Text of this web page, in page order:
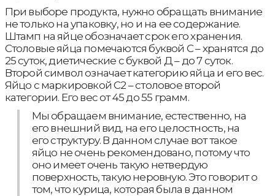
При выборе продукта, нужно обращать внимание
не только на упаковку, но и на ее содержание.
Штамп на яйце обозначает срок его хранения.
Столовые яйца помечаются буквой С – хранятся до
25 суток, диетические с буквой Д – до 7 суток.
Второй символ означает категорию яйца и его вес.
Яйцо с маркировкой С2 – столовое второй
категории. Его вес от 45 до 55 грамм.
Мы обращаем внимание, естественно, на
его внешний вид, на его целостность, на
его структуру. В данном случае вот такое
яйцо не очень рекомендовано, потому что
оно имеет очень такую нетвердую
поверхность, такую неровную. Это говорит о
том, что курица, которая была в данном